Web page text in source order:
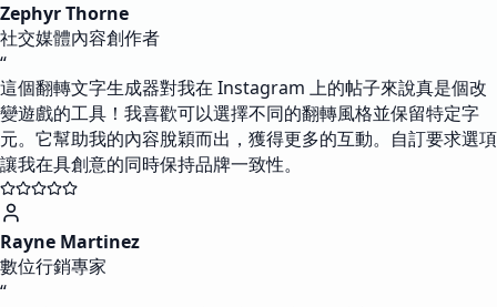
Zephyr Thorne
社交媒體內容創作者
“
這個翻轉文字生成器對我在 Instagram 上的帖子來說真是個改
變遊戲的工具！我喜歡可以選擇不同的翻轉風格並保留特定字
元。它幫助我的內容脫穎而出，獲得更多的互動。自訂要求選項
讓我在具創意的同時保持品牌一致性。
Rayne Martinez
數位行銷專家
“